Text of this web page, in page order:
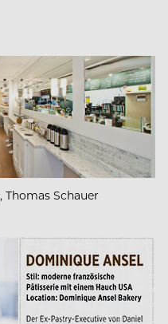
Schauer